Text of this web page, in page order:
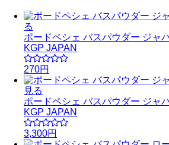
る
ポードペシェ バスパウダー ジャ
KGP JAPAN
270円
見る
ポードペシェ バスパウダー ジャ
KGP JAPAN
3,300円